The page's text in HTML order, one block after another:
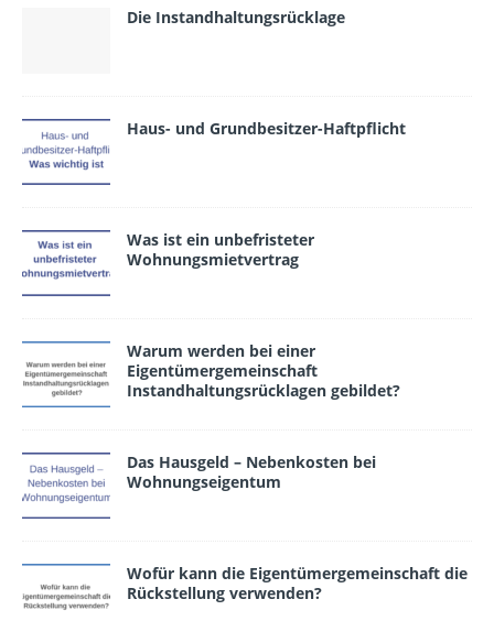
Die Instandhaltungsrücklage
Haus- und Grundbesitzer-Haftpflicht
Was ist ein unbefristeter
Wohnungsmietvertrag
Warum werden bei einer
Eigentümergemeinschaft
Instandhaltungsrücklagen gebildet?
Das Hausgeld – Nebenkosten bei
Wohnungseigentum
Wofür kann die Eigentümergemeinschaft die
Rückstellung verwen­den?